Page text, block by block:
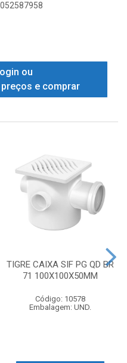
ou
e comprar
TIGRE CAIXA SIF PG QD BR
71 100X100X50MM
Código: 10578
Embalagem: UND.